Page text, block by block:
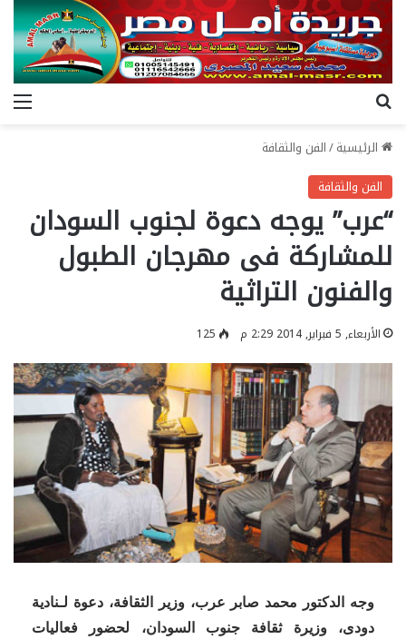
الرئيسية/الفن والثقافة
الفن والثقافة
“عرب” يوجه دعوة لجنوب السودان
للمشاركة فى مهرجان الطبول
والفنون التراثية
الأربعاء, 5 فبراير, 2014 2:29 م 125
وجه الدكتور محمد صابر عرب، وزير الثقافة، دعوة لـنادية
دودى، وزيرة ثقافة جنوب السودان، لحضور فعاليات